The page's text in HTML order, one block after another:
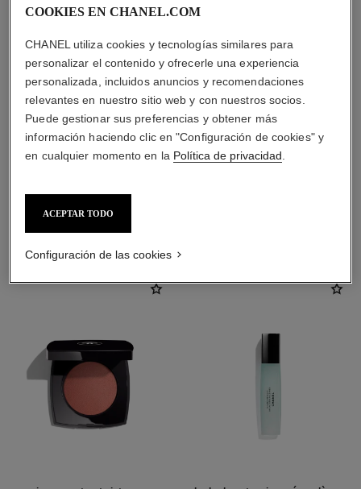
LA COMBINACIÓN PERFECTA
COOKIES EN CHANEL.COM
CHANEL utiliza cookies y tecnologías similares para
personalizar el contenido y ofrecerle una experiencia
personalizada, incluidos anuncios y recomendaciones
relevantes en nuestro sitio web y con nuestros socios.
Puede gestionar sus preferencias y obtener más
información haciendo clic en "Configuración de cookies" y
en cualquier momento en la Política de privacidad
ACEPTAR TODO
Configuración de las cookies